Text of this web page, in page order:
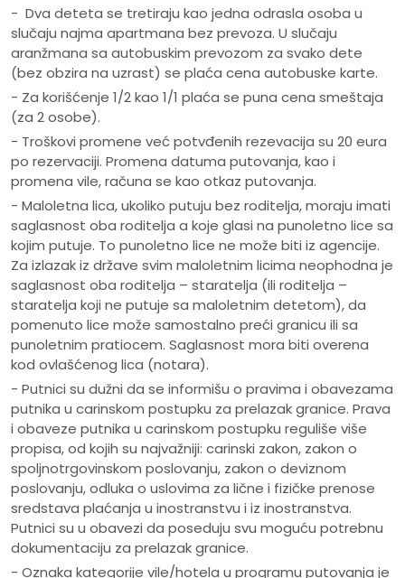
- Dva deteta se tretiraju kao jedna odrasla osoba u
slučaju najma apartmana bez prevoza. U slučaju
aranžmana sa autobuskim prevozom za svako dete
(bez obzira na uzrast) se plaća cena autobuske karte.
- Za korišćenje 1/2 kao 1/1 plaća se puna cena smeštaja
(za 2 osobe).
- Troškovi promene već potvđenih rezevacija su 20 eura
po rezervaciji. Promena datuma putovanja, kao i
promena vile, računa se kao otkaz putovanja.
- Maloletna lica, ukoliko putuju bez roditelja, moraju imati
saglasnost oba roditelja a koje glasi na punoletno lice sa
kojim putuje. To punoletno lice ne može biti iz agencije.
Za izlazak iz države svim maloletnim licima neophodna je
saglasnost oba roditelja – staratelja (ili roditelja –
staratelja koji ne putuje sa maloletnim detetom), da
pomenuto lice može samostalno preći granicu ili sa
punoletnim pratiocem. Saglasnost mora biti overena
kod ovlašćenog lica (notara).
- Putnici su dužni da se informišu o pravima i obavezama
putnika u carinskom postupku za prelazak granice. Prava
i obaveze putnika u carinskom postupku reguliše više
propisa, od kojih su najvažniji: carinski zakon, zakon o
spoljnotrgovinskom poslovanju, zakon o deviznom
poslovanju, odluka o uslovima za lične i fizičke prenose
sredstava plaćanja u inostranstvu i iz inostranstva.
Putnici su u obavezi da poseduju svu moguću potrebnu
dokumentaciju za prelazak granice.
- Oznaka kategorije vile/hotela u programu putovanja je